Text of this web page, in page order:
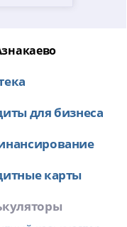
для бизнеса
карты